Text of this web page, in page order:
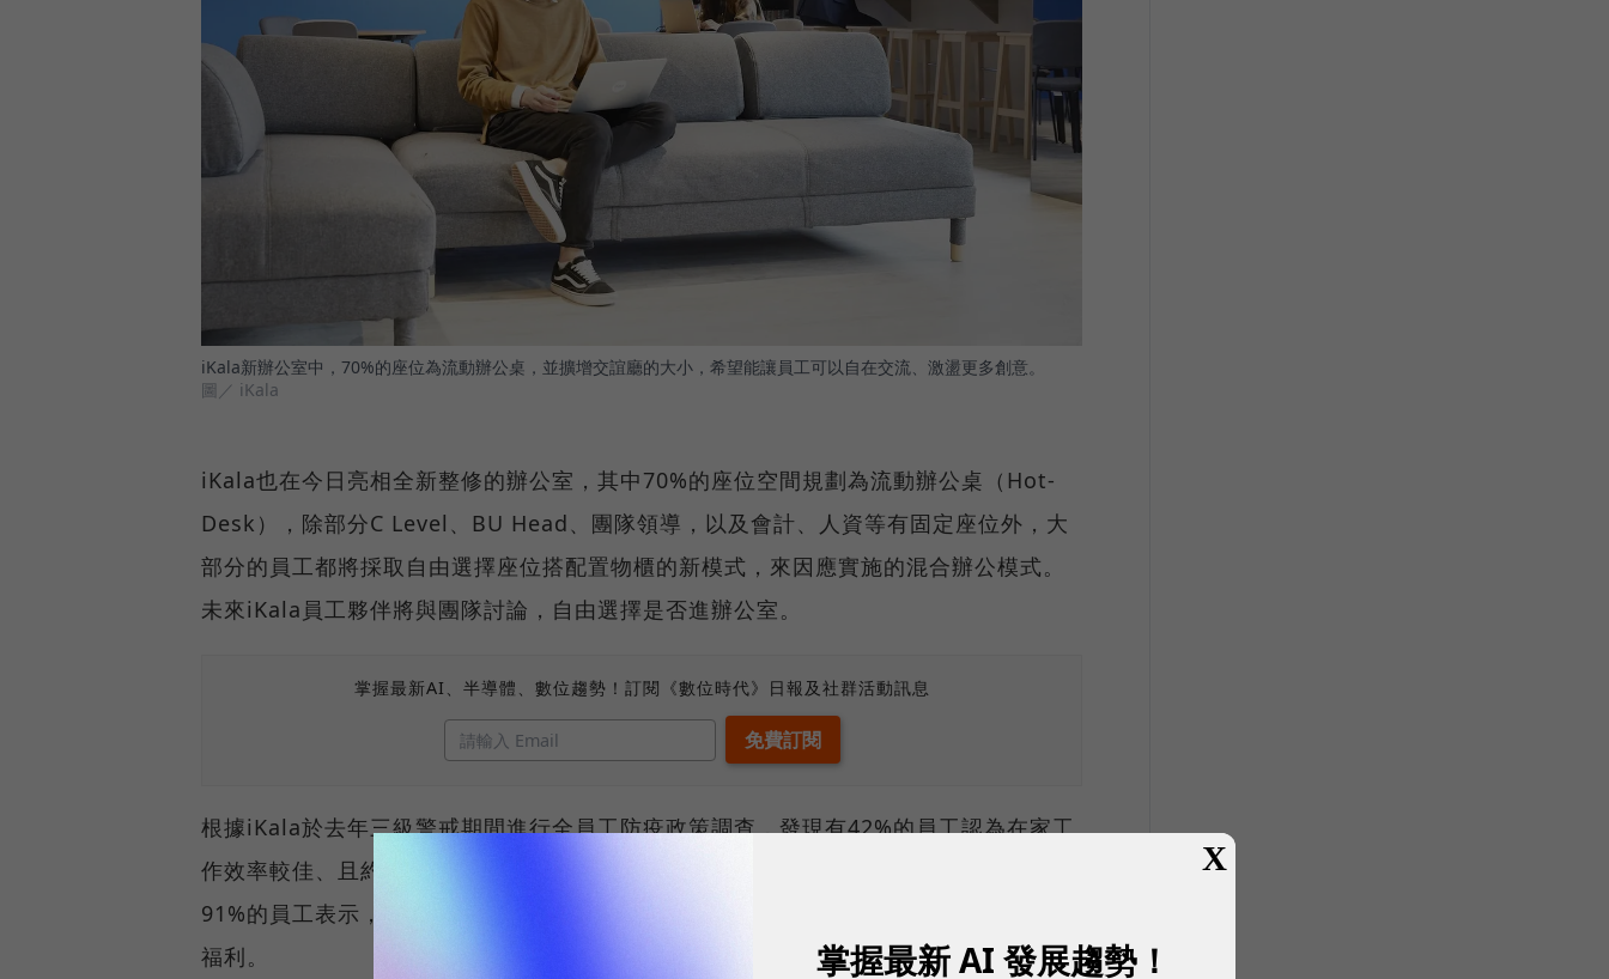
iKala新辦公室中，70%的座位為流動辦公桌，並擴增交誼廳的大小，希望能讓員工可以自在交流、激盪更多創意。
圖／ iKala
iKala也在今日亮相全新整修的辦公室，其中70%的座位空間規劃為流動辦公桌（Hot-
Desk），除部分C Level、BU Head、團隊領導，以及會計、人資等有固定座位外，大
部分的員工都將採取自由選擇座位搭配置物櫃的新模式，來因應實施的混合辦公模式。
未來iKala員工夥伴將與團隊討論，自由選擇是否進辦公室。
掌握最新AI、半導體、數位趨勢！訂閱《數位時代》日報及社群活動訊息
根據iKala於去年三級警戒期間進行全員工防疫政策調查，發現有42%的員工認為在家工
作效率較佳、且約一半的員工在疫情後仍偏好能在家工作。以實體辦公室期待來看，有
91%的員工表示，重返辦公室最期待的是能夠面對面與同事交流、47%則期待享有公司
福利。
X
掌握最新 AI 發展趨勢！